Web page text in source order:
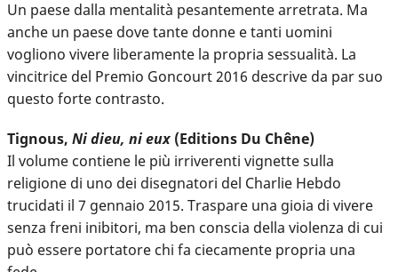
Un paese dalla mentalità pesantemente arretrata. Ma
anche un paese dove tante donne e tanti uomini
vogliono vivere liberamente la propria sessualità. La
vincitrice del Premio Goncourt 2016 descrive da par suo
questo forte contrasto.
Tignous, Ni dieu, ni eux (Editions Du Chêne)
Il volume contiene le più irriverenti vignette sulla
religione di uno dei disegnatori del Charlie Hebdo
trucidati il 7 gennaio 2015. Traspare una gioia di vivere
senza freni inibitori, ma ben conscia della violenza di cui
può essere portatore chi fa ciecamente propria una